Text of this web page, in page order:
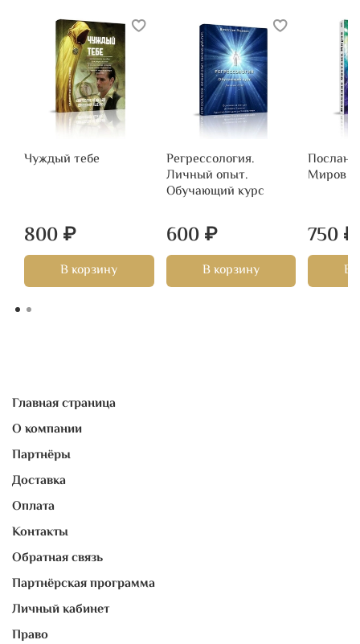
Чуждый тебе
800 ₽
В корзину
Регрессология.
Личный опыт.
Обучающий курс
600 ₽
В корзину
Миров
750 ₽
В
Главная страница
О компании
Партнёры
Доставка
Оплата
Контакты
Обратная связь
Партнёрская программа
Личный кабинет
Право